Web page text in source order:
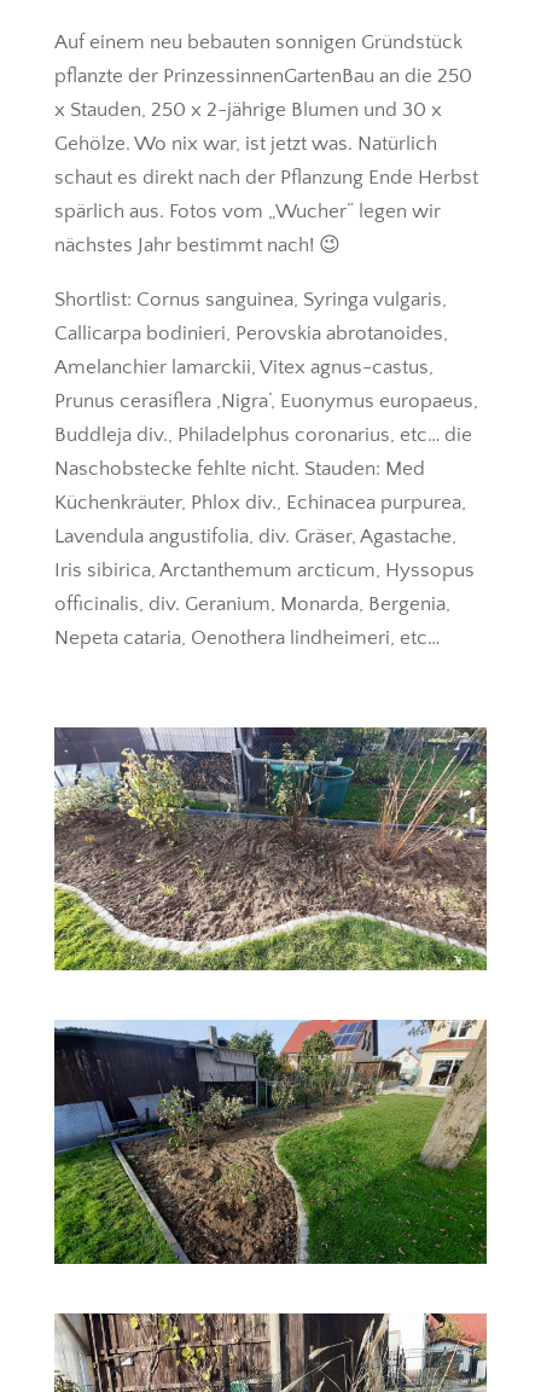
Auf einem neu bebauten sonnigen Gründstück
pflanzte der PrinzessinnenGartenBau an die 250
x Stauden, 250 x 2-jährige Blumen und 30 x
Gehölze. Wo nix war, ist jetzt was. Natürlich
schaut es direkt nach der Pflanzung Ende Herbst
spärlich aus. Fotos vom „Wucher“ legen wir
nächstes Jahr bestimmt nach! 😉
Shortlist: Cornus sanguinea, Syringa vulgaris,
Callicarpa bodinieri, Perovskia abrotanoides,
Amelanchier lamarckii, Vitex agnus-castus,
Prunus cerasiflera ‚Nigra‘, Euonymus europaeus,
Buddleja div., Philadelphus coronarius, etc… die
Naschobstecke fehlte nicht. Stauden: Med
Küchenkräuter, Phlox div., Echinacea purpurea,
Lavendula angustifolia, div. Gräser, Agastache,
Iris sibirica, Arctanthemum arcticum, Hyssopus
officinalis, div. Geranium, Monarda, Bergenia,
Nepeta cataria, Oenothera lindheimeri, etc…